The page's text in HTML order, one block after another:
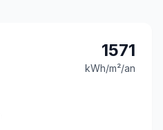
1571
kWh/m²/an